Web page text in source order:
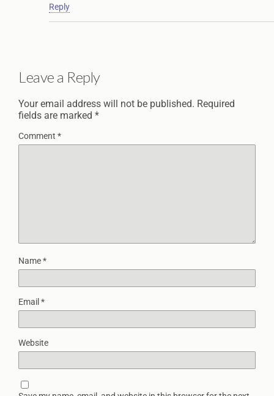
Reply
Leave a Reply
Your email address will not be published. Required
fields are marked *
Comment *
Name*
Email *
Website